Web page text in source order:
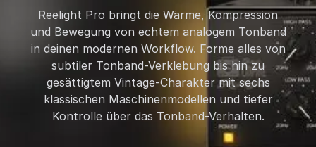
Reelight Pro bringt die Wärme, Kompression
und Bewegung von echtem analogem Tonband
in deinen modernen Workflow. Forme alles von
subtiler Tonband-Verklebung bis hin zu
gesättigtem Vintage-Charakter mit sechs
klassischen Maschinenmodellen und tiefer
Kontrolle über das Tonband-Verhalten.